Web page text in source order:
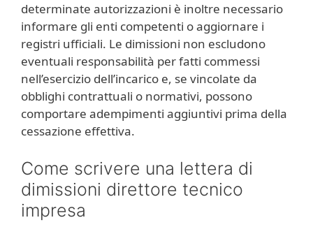
determinate autorizzazioni è inoltre necessario
informare gli enti competenti o aggiornare i
registri ufficiali. Le dimissioni non escludono
eventuali responsabilità per fatti commessi
nell’esercizio dell’incarico e, se vincolate da
obblighi contrattuali o normativi, possono
comportare adempimenti aggiuntivi prima della
cessazione effettiva.
Come scrivere una lettera di
dimissioni direttore tecnico
impresa​​